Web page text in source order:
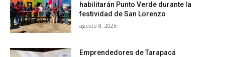
habilitarán Punto Verde durante la
festividad de San Lorenzo
agosto 8, 2026
Emprendedores de Tarapacá